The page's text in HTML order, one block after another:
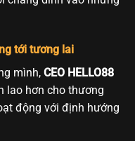
tới tương lai
mình, CEO HELLO88
lao hơn cho thương
động với định hướng